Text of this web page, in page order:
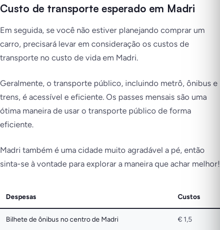
Custo de transporte esperado em Madri
Em seguida, se você não estiver planejando comprar um
carro, precisará levar em consideração os custos de
transporte no custo de vida em Madri.
Geralmente, o transporte público, incluindo metrô, ônibus e
trens, é acessível e eficiente. Os passes mensais são uma
ótima maneira de usar o transporte público de forma
eficiente.
Madri também é uma cidade muito agradável a pé, então
sinta-se à vontade para explorar a maneira que achar melhor!
Despesas Custos
Bilhete de ônibus no centro de Madri € 1,5